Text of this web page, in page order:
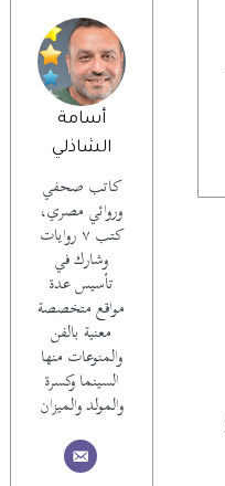
أسامة
الشاذلي
كاتب صحفي
وروائي مصري،
كتب ٧ روايات
وشارك في
تأسيس عدة
مواقع متخصصة
معنية بالفن
والمنوعات منها
السينما وكسرة
والمولد والميزان